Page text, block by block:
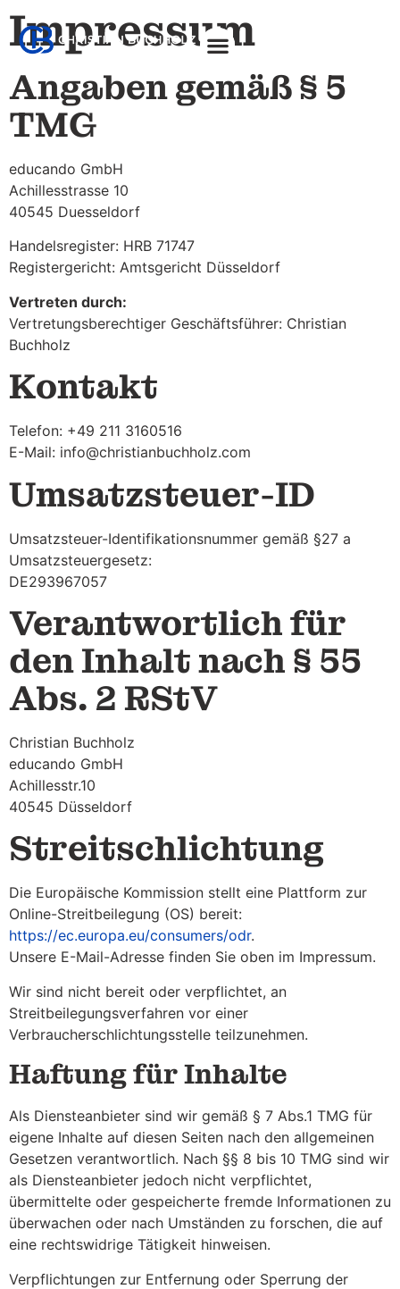
Impressum
Angaben gemäß § 5
TMG
educando GmbH
Achillesstrasse 10
40545 Duesseldorf
Handelsregister: HRB 71747
Registergericht: Amtsgericht Düsseldorf
Vertreten durch:
Vertretungsberechtiger Geschäftsführer: Christian
Buchholz
Kontakt
Telefon: +49 211 3160516
E-Mail: info@christianbuchholz.com
Umsatzsteuer-ID
Umsatzsteuer-Identifikationsnummer gemäß §27 a
Umsatzsteuergesetz:
DE293967057
Verantwortlich für
den Inhalt nach § 55
Abs. 2 RStV
Christian Buchholz
educando GmbH
Achillesstr.10
40545 Düsseldorf
Streitschlichtung
Die Europäische Kommission stellt eine Plattform zur
Online-Streitbeilegung (OS) bereit:
https://ec.europa.eu/consumers/odr.
Unsere E-Mail-Adresse finden Sie oben im Impressum.
Wir sind nicht bereit oder verpflichtet, an
Streitbeilegungsverfahren vor einer
Verbraucherschlichtungsstelle teilzunehmen.
Haftung für Inhalte
Als Diensteanbieter sind wir gemäß § 7 Abs.1 TMG für
eigene Inhalte auf diesen Seiten nach den allgemeinen
Gesetzen verantwortlich. Nach §§ 8 bis 10 TMG sind wir
als Diensteanbieter jedoch nicht verpflichtet,
übermittelte oder gespeicherte fremde Informationen zu
überwachen oder nach Umständen zu forschen, die auf
eine rechtswidrige Tätigkeit hinweisen.
Verpflichtungen zur Entfernung oder Sperrung der